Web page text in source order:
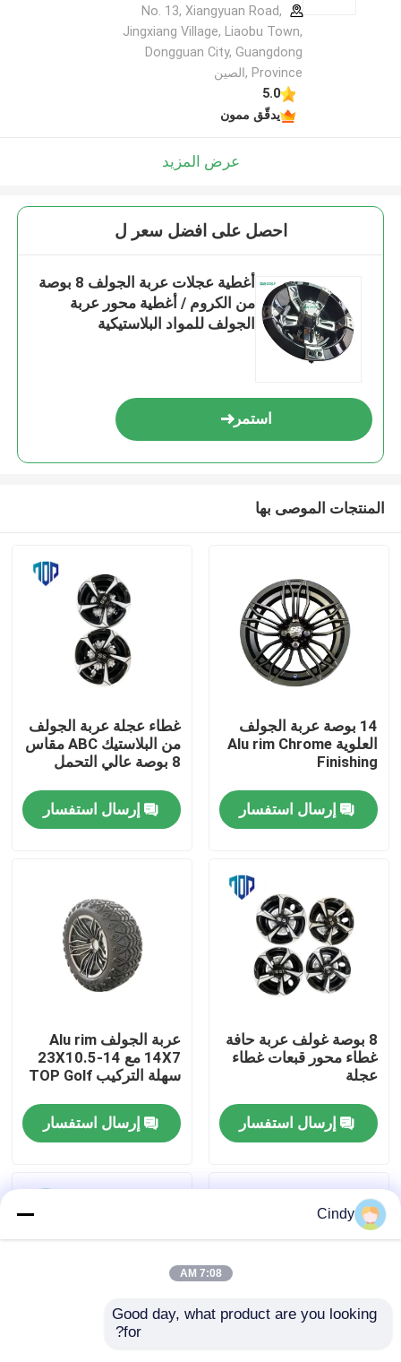
منتجات
معلومات عنا
مراقبة الجودة
اتصل بنا
مرايا جانبية لعربة الجولف
No. 13, Xiangyuan Road,
Jingxiang Village, Liaobu Town,
Dongguan City, Guangdong
Province ,الصين
5.0
يدقّق ممون
عرض المزيد
احصل على افضل سعر ل
أغطية عجلات عربة الجولف 8 بوصة
من الكروم / أغطية محور عربة
الجولف للمواد البلاستيكية
استمر
المنتجات الموصى بها
14 بوصة عربة الجولف
العلوية Alu rim Chrome
Finishing
إرسال استفسار
غطاء عجلة عربة الجولف
من البلاستيك ABC مقاس
8 بوصة عالي التحمل
إرسال استفسار
8 بوصة غولف عربة حافة
غطاء محور قبعات غطاء
عجلة
إرسال استفسار
عربة الجولف Alu rim
14X7 مع 23X10.5-14
سهلة التركيب TOP Golf
إرسال استفسار
Cindy
7:08 AM
Good day, what product are you looking
for?